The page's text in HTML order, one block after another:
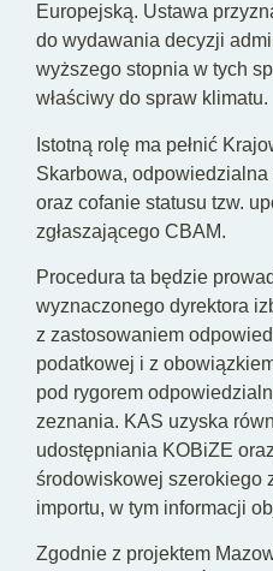
Europejską. Ustawa
do wydawania decyzji
wyższego stopnia w tych
właściwy do spraw klimatu.
Istotną rolę ma pełnić
Skarbowa,
oraz cofanie statusu tzw.
zgłaszającego CBAM.
Procedura ta będzie
wyznaczonego dyrektora
z zastosowaniem
podatkowej i z
pod rygorem
zeznania. KAS uzyska
udostępniania KOBiZE
środowiskowej szerokiego
importu, w tym informacji
Zgodnie z projektem